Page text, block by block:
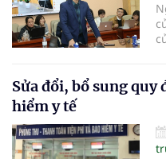
Sửa đổi, bổ sung quy
hiểm y tế